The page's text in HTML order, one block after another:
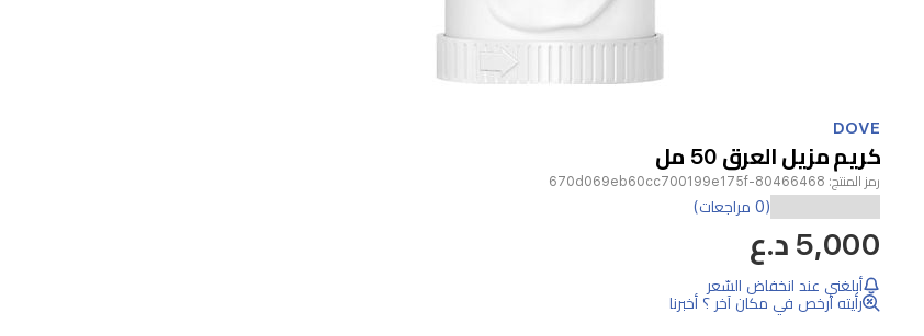
1
of
1
DOVE
كريم مزيل العرق 50 مل
رمز المنتج: 80466468-670d069eb60cc700199e175f
(0 مراجعات)
5,000 د.ع
أبلغني عند انخفاض السّعر
رأيته أرخص في مكان آخر ؟ أخبرنا